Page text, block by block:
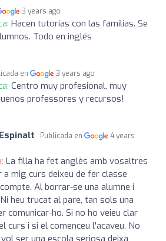
3 years ago
Hacen tutorias con las familias. Se
Todo en inglés
en 3 years ago
Centro muy profesional, muy
professores y recursos!
Publicada en
4 years
La filla ha fet anglès amb vosaltres
a mig curs deixeu de fer classe
Al borrar-se una alumne i
heu trucat al pare, tan sols una
comunicar-ho. Si no ho veieu clar
curs i si el comenceu l'acaveu. No
ser una escola seriosa deixa